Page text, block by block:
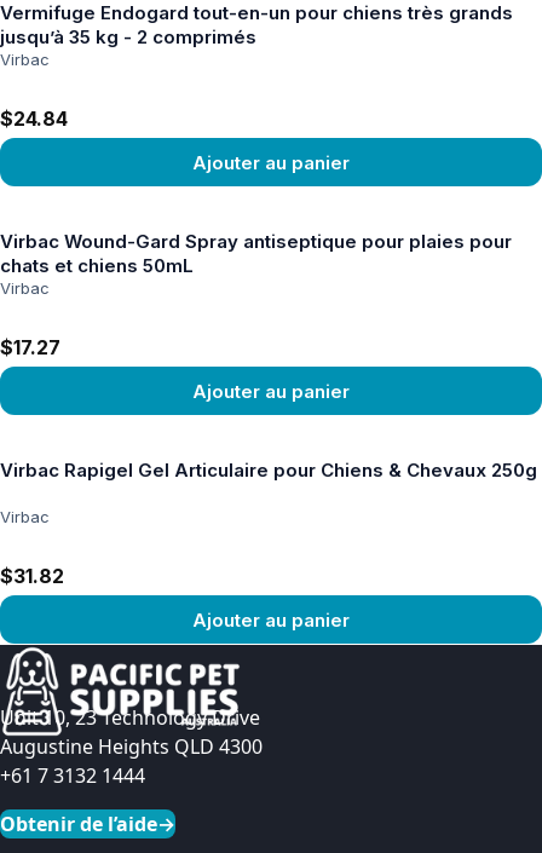
Vermifuge Endogard tout-en-un pour chiens très grands
jusqu’à 35 kg - 2 comprimés
Virbac
$24.84
Ajouter au panier
Virbac Wound-Gard Spray antiseptique pour plaies pour
chats et chiens 50mL
Virbac
$17.27
Ajouter au panier
Virbac Rapigel Gel Articulaire pour Chiens & Chevaux 250g
Virbac
$31.82
Ajouter au panier
Voir le produit
Unit 10, 23 Technology Drive
Augustine Heights QLD 4300
+61 7 3132 1444
Obtenir de l’aide→